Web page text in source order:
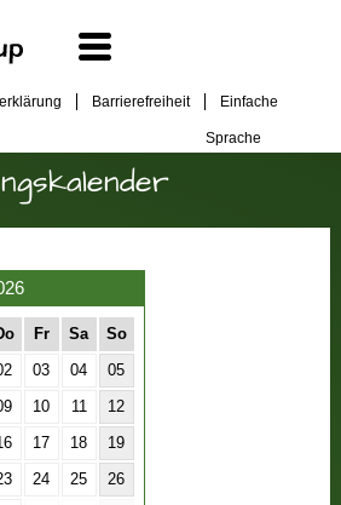
Barrierefreiheit Einfache
Sprache
Fr Sa So
03 04 05
10 11 12
17 18 19
24 25 26